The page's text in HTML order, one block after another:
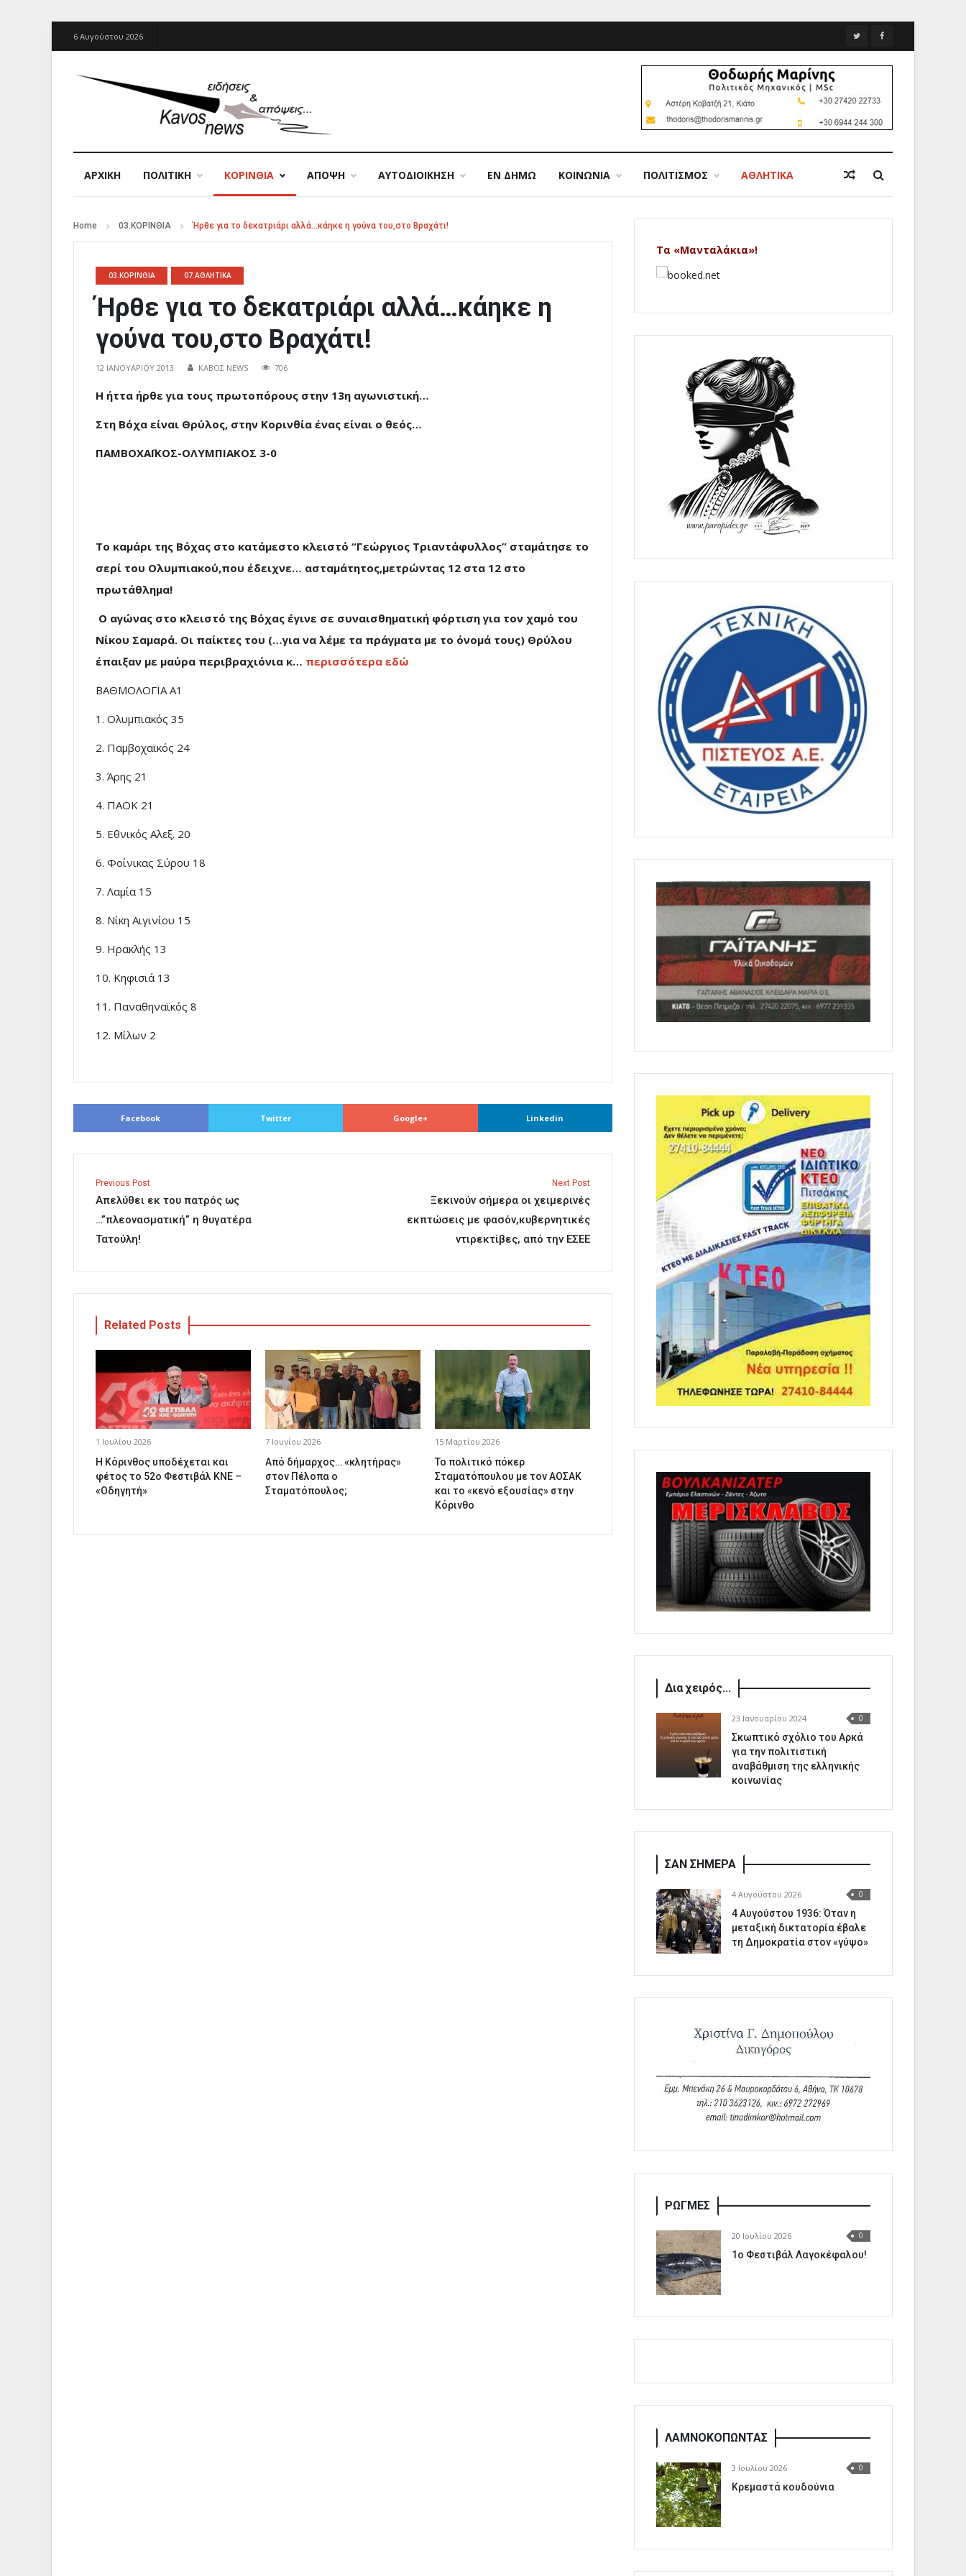
6 Αυγούστου 2026
ΑΡΧΙΚΉ ΠΟΛΙΤΙΚΗ ΚΟΡΙΝΘΙΑ ΑΠΟΨΗ ΑΥΤΟΔΙΟΙΚΗΣΗ ΕΝ ΔΗΜΩ ΚΟΙΝΩΝΙΑ ΠΟΛΙΤΙΣΜΟΣ ΑΘΛΗΤΙΚΑ
Home 03.ΚΟΡΙΝΘΙΑ Ήρθε για το δεκατριάρι αλλά…κάηκε η γούνα του,στο Βραχάτι!
03.ΚΟΡΙΝΘΙΑ 07.ΑΘΛΗΤΙΚΑ
Ήρθε για το δεκατριάρι αλλά…κάηκε η
γούνα του,στο Βραχάτι!
12 ΙΑΝΟΥΑΡΊΟΥ 2013 ΚΑΒΟΣ NEWS 706
Η ήττα ήρθε για τους πρωτοπόρους στην 13η αγωνιστική…
Στη Βόχα είναι Θρύλος, στην Κορινθία ένας είναι ο θεός…
ΠΑΜΒΟΧΑΪΚΟΣ-ΟΛΥΜΠΙΑΚΟΣ 3-0
Το καμάρι της Βόχας στο κατάμεστο κλειστό “Γεώργιος Τριαντάφυλλος” σταμάτησε το
σερί του Ολυμπιακού,που έδειχνε… ασταμάτητος,μετρώντας 12 στα 12 στο
πρωτάθλημα!
Ο αγώνας στο κλειστό της Βόχας έγινε σε συναισθηματική φόρτιση για τον χαμό του
Νίκου Σαμαρά. Οι παίκτες του (…για να λέμε τα πράγματα με το όνομά τους) Θρύλου
έπαιξαν με μαύρα περιβραχιόνια κ… περισσότερα εδώ
ΒΑΘΜΟΛΟΓΙΑ Α1
1. Ολυμπιακός 35
2. Παμβοχαϊκός 24
3. Άρης 21
4. ΠΑΟΚ 21
5. Εθνικός Αλεξ. 20
6. Φοίνικας Σύρου 18
7. Λαμία 15
8. Νίκη Αιγινίου 15
9. Ηρακλής 13
10. Κηφισιά 13
11. Παναθηναϊκός 8
12. Μίλων 2
Facebook Twitter Google+ Linkedin
Previous Post
Απελύθει εκ του πατρός ως
…”πλεονασματική” η θυγατέρα
Τατούλη!
Next Post
Ξεκινούν σήμερα οι χειμερινές
εκπτώσεις με φασόν,κυβερνητικές
ντιρεκτίβες, από την ΕΣΕΕ
Related Posts
1 Ιουλίου 2026
Η Κόρινθος υποδέχεται και
φέτος το 52ο Φεστιβάλ ΚΝΕ –
«Οδηγητή»
7 Ιουνίου 2026
Από δήμαρχος… «κλητήρας»
στον Πέλοπα ο
Σταματόπουλος;
15 Μαρτίου 2026
Το πολιτικό πόκερ
Σταματόπουλου με τον ΑΟΣΑΚ
και το «κενό εξουσίας» στην
Κόρινθο
Τα «Μανταλάκια»!
Δια χειρός...
23 Ιανουαρίου 2024 0
Σκωπτικό σχόλιο του Αρκά
για την πολιτιστική
αναβάθμιση της ελληνικής
κοινωνίας
ΣΑΝ ΣΗΜΕΡΑ
4 Αυγούστου 2026 0
4 Αυγούστου 1936: Όταν η
μεταξική δικτατορία έβαλε
τη Δημοκρατία στον «γύψο»
ΡΩΓΜΕΣ
20 Ιουλίου 2026 0
1o Φεστιβάλ Λαγοκέφαλου!
ΛΑΜΝΟΚΟΠΩΝΤΑΣ
3 Ιουλίου 2026 0
Κρεμαστά κουδούνια